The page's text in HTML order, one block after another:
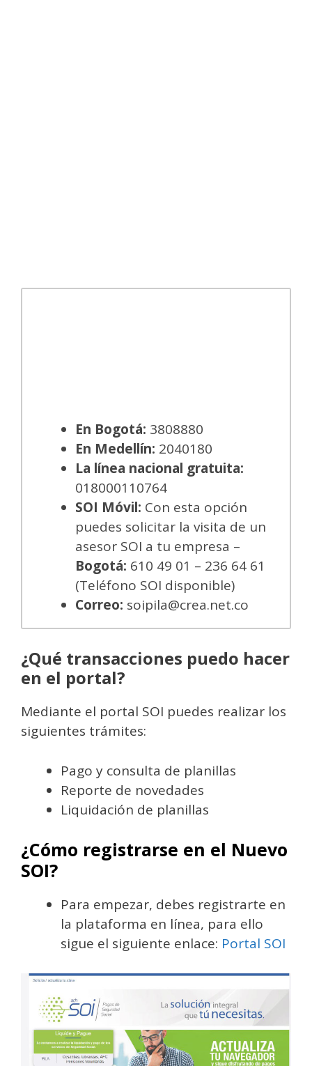
En Bogotá: 3808880
En Medellín: 2040180
La línea nacional gratuita:
018000110764
SOI Móvil: Con esta opción
puedes solicitar la visita de un
asesor SOI a tu empresa –
Bogotá: 610 49 01 – 236 64 61
(Teléfono SOI disponible)
Correo: soipila@crea.net.co
¿Qué transacciones puedo hacer
en el portal?
Mediante el portal SOI puedes realizar los
siguientes trámites:
Pago y consulta de planillas
Reporte de novedades
Liquidación de planillas
¿Cómo registrarse en el Nuevo
SOI?
Para empezar, debes registrarte en
la plataforma en línea, para ello
sigue el siguiente enlace: Portal SOI